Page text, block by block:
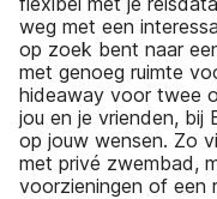
weg met een
op zoek bent naar
met genoeg ruimte
hideaway voor twee
jou en je vrienden, bij
op jouw wensen. Zo
met privé zwembad,
voorzieningen of een